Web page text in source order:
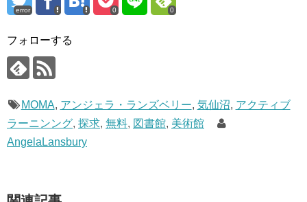
error 0 0
フォローする
MOMA, アンジェラ・ランズベリー, 気仙沼, アクティブ
ラーニンング, 探求, 無料, 図書館, 美術館
AngelaLansbury